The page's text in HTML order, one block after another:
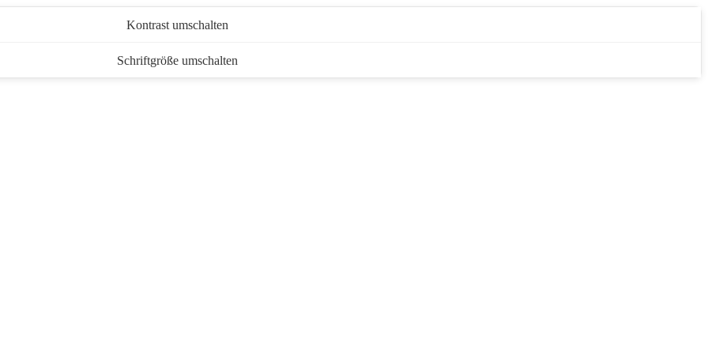
Kontrast umschalten
Schriftgröße umschalten